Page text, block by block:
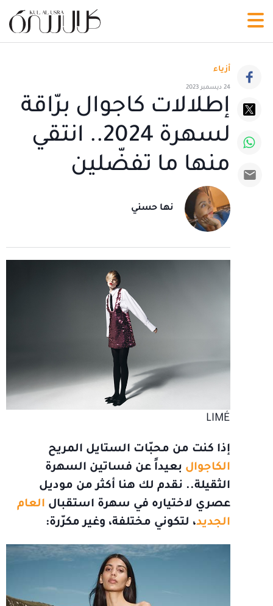
أزياء
24 ديسمبر 2023
إطلالات كاجوال برّاقة
لسهرة 2024.. انتقي
منها ما تفضّلين
نها حسني
LIMÉ
إذا كنت من محبّات الستايل المريح
الكاجوال بعيداً عن فساتين السهرة
الثقيلة.. نقدم لك هنا أكثر من موديل
عصري لاختياره في سهرة استقبال العام
الجديد، لتكوني مختلفة، وغير مكرّرة: